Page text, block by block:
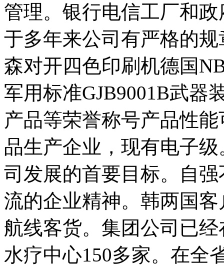
管理。银行电信工厂和
于多年来公司有严格的
森对开四色印刷机德国
军用标准GJB9001B武器
产品等荣誉称号产品性
品生产企业，现有电子
司发展的首要目标。自
流的企业精神。韩两国
航线客货。集团公司已
水疗中心150多家。在全